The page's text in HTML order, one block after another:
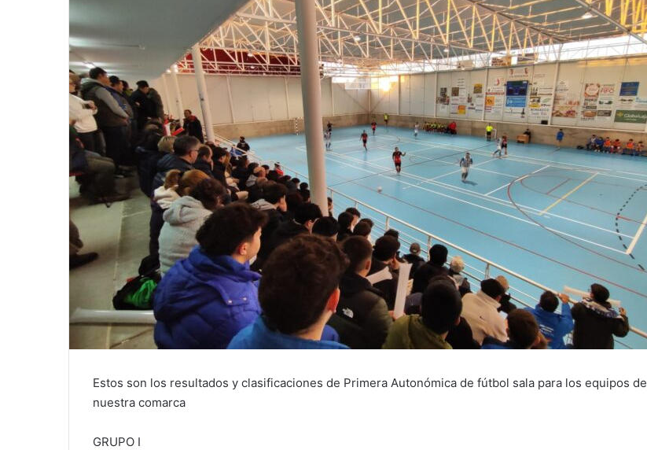
Estos son los resultados y clasificaciones de Primera Autonómica de fútbol sala para los equipos de
nuestra comarca
GRUPO I